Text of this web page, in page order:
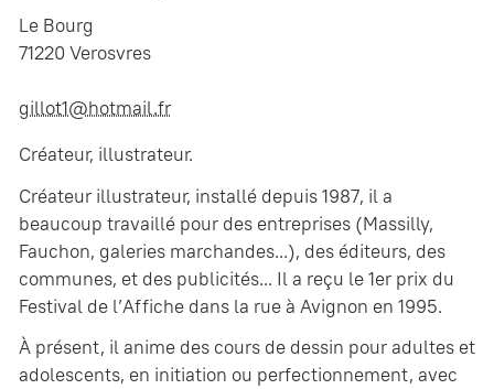
Le Bourg
71220 Verosvres
gillot1@hotmail.fr
Créateur, illustrateur.
Créateur illustrateur, installé depuis 1987, il a
beaucoup travaillé pour des entreprises (Massilly,
Fauchon, galeries marchandes...), des éditeurs, des
communes, et des publicités... Il a reçu le 1er prix du
Festival de l’Affiche dans la rue à Avignon en 1995.
À présent, il anime des cours de dessin pour adultes et
adolescents, en initiation ou perfectionnement, avec